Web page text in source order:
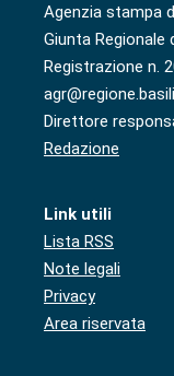
Agenzia stampa
Giunta Regionale
Registrazione n.
Direttore
Redazione
Link utili
Lista RSS
Note legali
Privacy
Area riservata